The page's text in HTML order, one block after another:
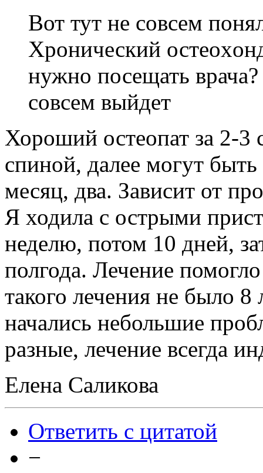
Вот тут не совсем
Xронический
нужно посещать
совсем выйдет
Хороший остеопат за 2-3
спиной, далее могут
месяц, два. Зависит от
Я ходила с острыми
неделю, потом 10 дней,
полгода. Лечение
такого лечения не было
начались небольшие
разные, лечение всегда
Елена Саликова
Ответить с цитатой
−